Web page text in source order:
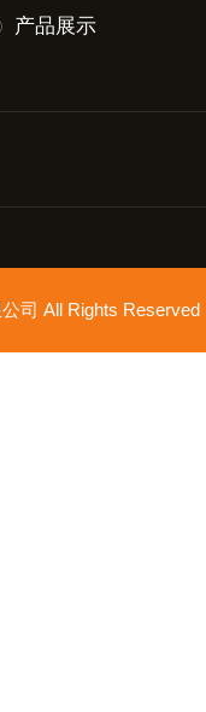
产品展示
司 All Rights